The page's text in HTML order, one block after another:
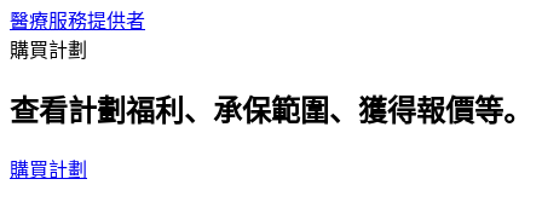
醫療服務提供者
購買計劃
查看計劃福利、承保範圍、獲得報價等。
購買計劃